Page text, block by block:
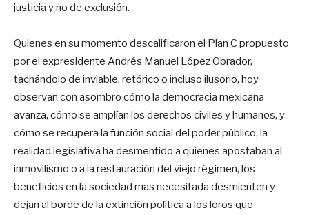
justicia y no de exclusión.
Quienes en su momento descalificaron el Plan C propuesto
por el expresidente Andrés Manuel López Obrador,
tachándolo de inviable, retórico o incluso ilusorio, hoy
observan con asombro cómo la democracia mexicana
avanza, cómo se amplían los derechos civiles y humanos, y
cómo se recupera la función social del poder público, la
realidad legislativa ha desmentido a quienes apostaban al
inmovilismo o a la restauración del viejo régimen, los
beneficios en la sociedad mas necesitada desmienten y
dejan al borde de la extinción política a los loros que